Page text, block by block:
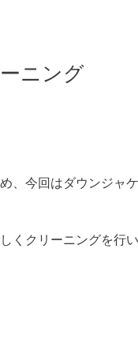
ニング
、今回はダウンジャ
くクリーニングを行い